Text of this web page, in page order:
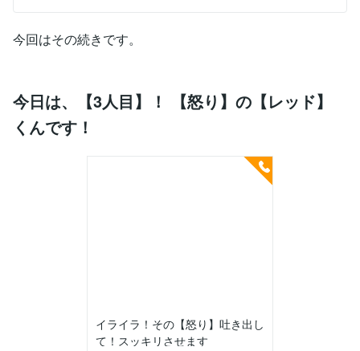
今回はその続きです。
今日は、【3人目】！ 【怒り】の【レッド】
くんです！
イライラ！その【怒り】吐き出し
て！スッキリさせます